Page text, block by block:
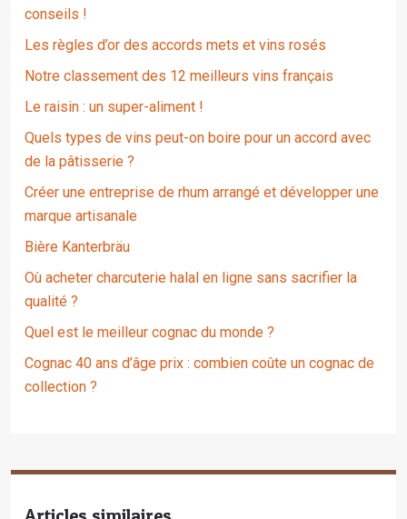
conseils !
Les règles d’or des accords mets et vins rosés
Notre classement des 12 meilleurs vins français
Le raisin : un super-aliment !
Quels types de vins peut-on boire pour un accord avec
de la pâtisserie ?
Créer une entreprise de rhum arrangé et développer une
marque artisanale
Bière Kanterbräu
Où acheter charcuterie halal en ligne sans sacrifier la
qualité ?
Quel est le meilleur cognac du monde ?
Cognac 40 ans d’âge prix : combien coûte un cognac de
collection ?